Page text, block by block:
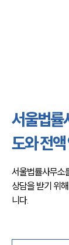
서초이혼전문변
서초학교폭력변
서초부동산변호
서초음주운전·
서초변호사 업
서초변호사 주
서초 분사무소
서초변호사상담
서울법률
도와 전
서울법률사무소
상담을 받기 위
니다.